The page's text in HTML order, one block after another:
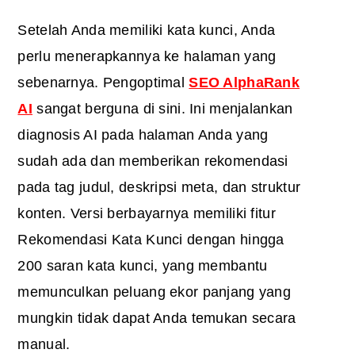
Setelah Anda memiliki kata kunci, Anda
perlu menerapkannya ke halaman yang
sebenarnya. PengoptimalSEO AlphaRank
AI sangat berguna di sini. Ini menjalankan
diagnosis AI pada halaman Anda yang
sudah ada dan memberikan rekomendasi
pada tag judul, deskripsi meta, dan struktur
konten. Versi berbayarnya memiliki fitur
Rekomendasi Kata Kunci dengan hingga
200 saran kata kunci, yang membantu
memunculkan peluang ekor panjang yang
mungkin tidak dapat Anda temukan secara
manual.